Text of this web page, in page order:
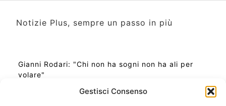
Gestisci Consenso
Notizie Plus, sempre un passo in più
Gianni Rodari: "Chi non ha sogni non ha ali per
volare"